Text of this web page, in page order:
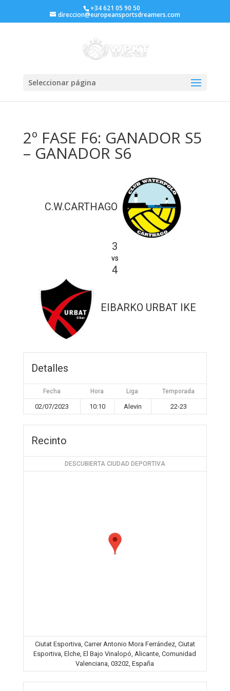
+34 621 05 90 50
direccion@europeansportsdreamers.com
Seleccionar página
2º FASE F6: GANADOR S5
– GANADOR S6
C.W.CARTHAGO
3
vs
4
EIBARKO URBAT IKE
Detalles
Fecha Hora Liga Temporada
02/07/2023 10:10 Alevin 22-23
Recinto
DESCUBIERTA CIUDAD DEPORTIVA
Ciutat Esportiva, Carrer Antonio Mora Ferrández, Ciutat
Esportiva, Elche, El Bajo Vinalopó, Alicante, Comunidad
Valenciana, 03202, España